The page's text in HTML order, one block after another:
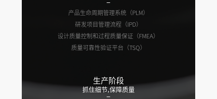
产品生命周期管理系统（PLM）
研发项目管理流程（IPD）
设计质量控制和过程质量保证（FMEA）
质量可靠性验证平台（TSQ）
生产阶段
抓住细节,保障质量